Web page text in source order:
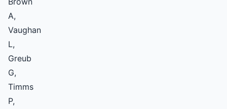
A,
Vaughan
L,
Greub
G,
Timms
P,